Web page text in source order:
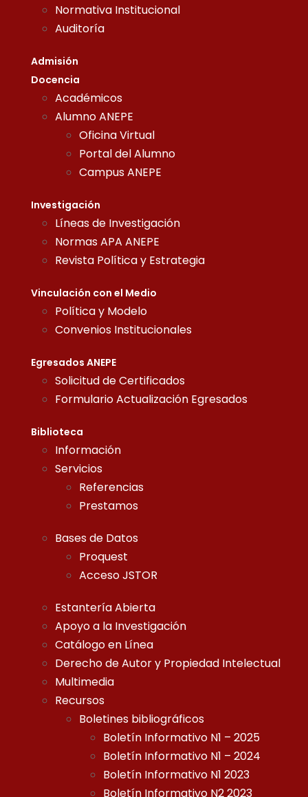
Normativa Institucional
Auditoría
Admisión
Docencia
Académicos
Alumno ANEPE
Oficina Virtual
Portal del Alumno
Campus ANEPE
Investigación
Líneas de Investigación
Normas APA ANEPE
Revista Política y Estrategia
Vinculación con el Medio
Política y Modelo
Convenios Institucionales
Egresados ANEPE
Solicitud de Certificados
Formulario Actualización Egresados
Biblioteca
Información
Servicios
Referencias
Prestamos
Bases de Datos
Proquest
Acceso JSTOR
Estantería Abierta
Apoyo a la Investigación
Catálogo en Línea
Derecho de Autor y Propiedad Intelectual
Multimedia
Recursos
Boletines bibliográficos
Boletín Informativo N1 – 2025
Boletín Informativo N1 – 2024
Boletín Informativo N1 2023
Boletín Informativo N2 2023